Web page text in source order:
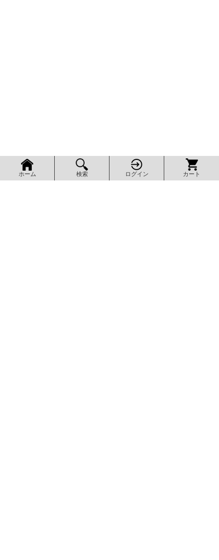
ホーム 検索 ログイン カート